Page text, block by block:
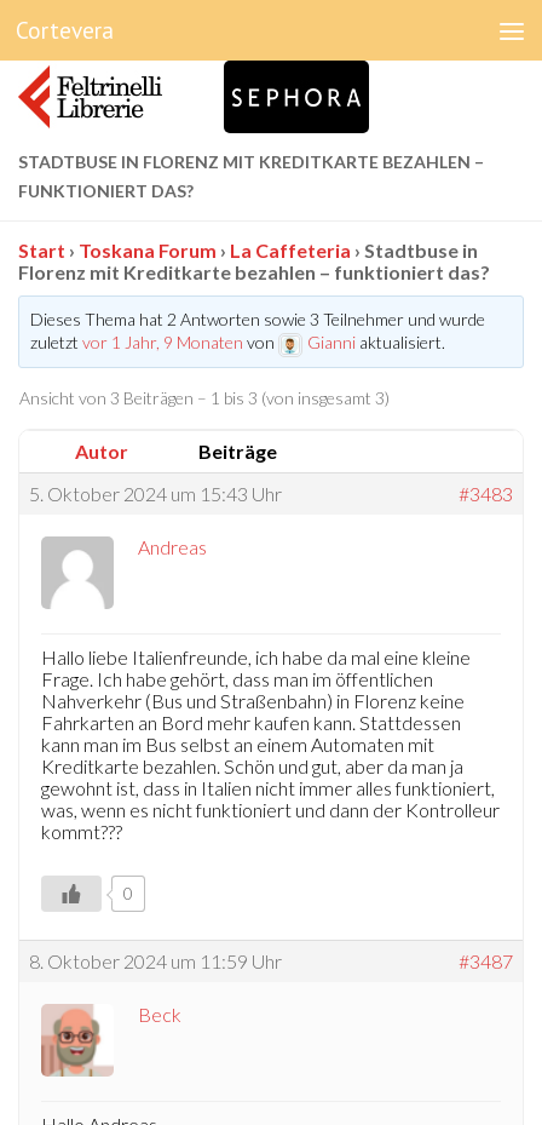
Unter dem Inhalt
Cortevera
STADTBUSE IN FLORENZ MIT KREDITKARTE BEZAHLEN –
FUNKTIONIERT DAS?
Start › Toskana Forum › La Caffeteria › Stadtbuse in
Florenz mit Kreditkarte bezahlen – funktioniert das?
Dieses Thema hat 2 Antworten sowie 3 Teilnehmer und wurde
zuletztvor 1 Jahr, 9 Monaten von Gianni aktualisiert.
Ansicht von 3 Beiträgen – 1 bis 3 (von insgesamt 3)
Autor
Beiträge
5. Oktober 2024 um 15:43 Uhr
#3483
Andreas
Hallo liebe Italienfreunde, ich habe da mal eine kleine
Frage. Ich habe gehört, dass man im öffentlichen
Nahverkehr (Bus und Straßenbahn) in Florenz keine
Fahrkarten an Bord mehr kaufen kann. Stattdessen
kann man im Bus selbst an einem Automaten mit
Kreditkarte bezahlen. Schön und gut, aber da man ja
gewohnt ist, dass in Italien nicht immer alles funktioniert,
was, wenn es nicht funktioniert und dann der Kontrolleur
kommt???
0
8. Oktober 2024 um 11:59 Uhr #3487
Beck